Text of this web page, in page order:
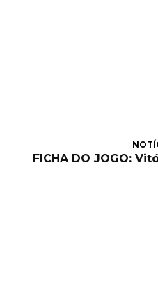
FICHA DO JOGO: